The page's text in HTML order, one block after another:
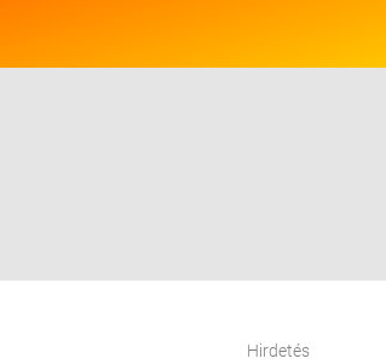
Hirdetés